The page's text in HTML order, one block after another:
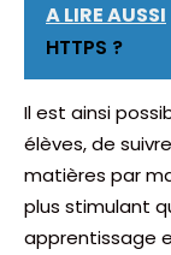
A LIRE AUSSI
HTTPS ?
Il est ainsi
élèves, de
matières par
plus stimulant
apprentissage